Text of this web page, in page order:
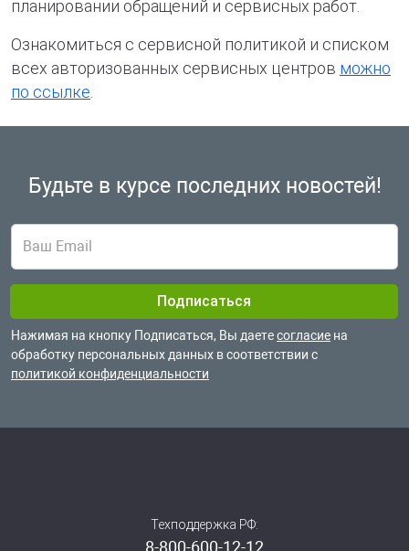
планировании обращений и сервисных работ.
Ознакомиться с сервисной политикой и списком
всех авторизованных сервисных центров можно
по ссылке
Будьте в курсе последних новостей!
Нажимая на кнопку Подписаться, Вы даетесогласие на
обработку персональных данных в соответствии с
политикой конфиденциальности
Техподдержка РФ:
8-800-600-12-12